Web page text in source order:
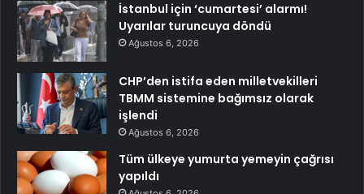
İstanbul için ‘cumartesi’ alarmı!
Uyarılar turuncuya döndü
Ağustos 6, 2026
CHP’den istifa eden milletvekilleri
TBMM sistemine bağımsız olarak
işlendi
Ağustos 6, 2026
Tüm ülkeye yumurta yemeyin çağrısı
yapıldı